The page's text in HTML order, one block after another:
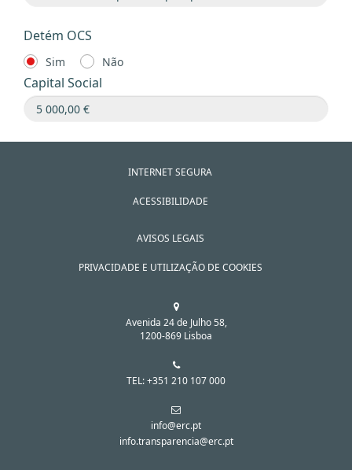
Detém OCS
Sim Não
Capital Social
INTERNET SEGURA
ACESSIBILIDADE
AVISOS LEGAIS
PRIVACIDADE E UTILIZAÇÃO DE COOKIES
Avenida 24 de Julho 58,
1200-869 Lisboa
TEL: +351 210 107 000
info@erc.pt
info.transparencia@erc.pt